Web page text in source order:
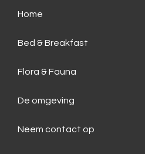
Home
Bed & Breakfast
Flora & Fauna
De omgeving
Neem contact op